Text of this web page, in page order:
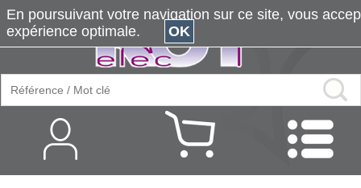
En poursuivant votre navigation sur ce site, vous
expérience optimale.
OK